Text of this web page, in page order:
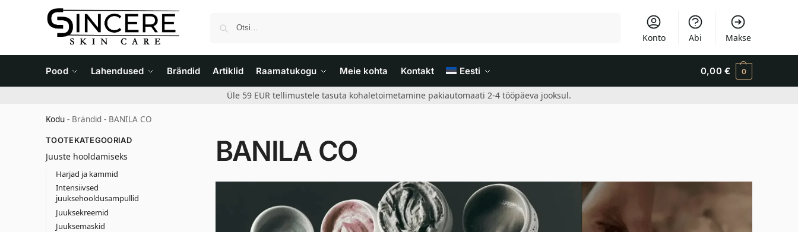
Konto Abi Makse
Pood Lahendused Brändid Artiklid Raamatukogu Meie kohta Kontakt Eesti 0,00 € 0
Üle 59 EUR tellimustele tasuta kohaletoimetamine pakiautomaati 2-4 tööpäeva jooksul.
Kodu - Brändid - BANILA CO
BANILA CO
TOOTEKATEGOORIAD
Juuste hooldamiseks
Harjad ja kammid
Intensiivsed
juuksehooldusampullid
Juuksekreemid
Juuksemaskid